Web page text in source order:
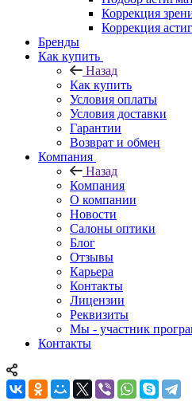
Коррекция
Коррекция
Бренды
Как купить
Назад
Как купить
Условия оплаты
Условия доставки
Гарантии
Возврат и обмен
Компания
Назад
Компания
О компании
Новости
Салоны оптики
Блог
Отзывы
Карьера
Контакты
Лицензии
Реквизиты
Мы - участник
Контакты